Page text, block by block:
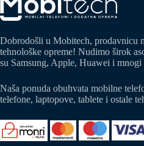
Dobrodošli u Mobitech, prodavnicu
tehnološke opreme! Nudimo širok
su Samsung, Apple, Huawei i mnogi
Naša ponuda obuhvata mobilne
telefone, laptopove, tablete i ostale